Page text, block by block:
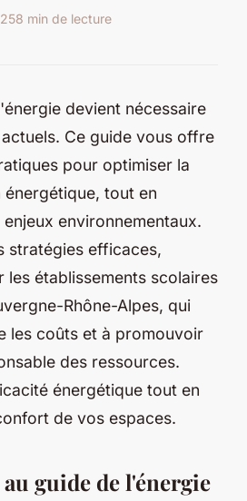
8 min de lecture
devient nécessaire
Ce guide vous offre
pour optimiser la
tout en
environnementaux.
stratégies efficaces,
les établissements scolaires
Rhône-Alpes, qui
les coûts et à promouvoir
des ressources.
énergétique tout en
de vos espaces.
guide de l'énergie